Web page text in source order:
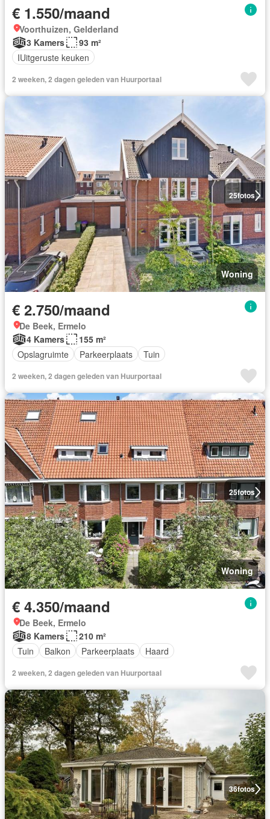
€ 1.550/maand
Voorthuizen, Gelderland
3 Kamers
93 m²
IUitgeruste keuken
2 weeken, 2 dagen geleden van Huurportaal
25fotos
Woning
€ 2.750/maand
De Beek, Ermelo
4 Kamers
155 m²
Opslagruimte
Parkeerplaats Tuin
2 weeken, 2 dagen geleden van Huurportaal
25fotos
Woning
€ 4.350/maand
De Beek, Ermelo
8 Kamers
210 m²
Tuin
Balkon Parkeerplaats Haard
2 weeken, 2 dagen geleden van Huurportaal
36fotos